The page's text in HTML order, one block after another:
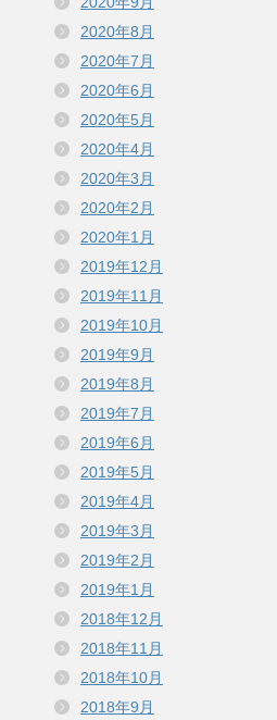
2020年8月
2020年7月
2020年6月
2020年5月
2020年4月
2020年3月
2020年2月
2020年1月
2019年12月
2019年11月
2019年10月
2019年9月
2019年8月
2019年7月
2019年6月
2019年5月
2019年4月
2019年3月
2019年2月
2019年1月
2018年12月
2018年11月
2018年10月
2018年9月